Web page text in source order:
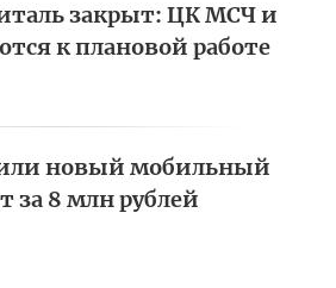
закрыт: ЦК МСЧ и
к плановой работе
новый мобильный
за 8 млн рублей